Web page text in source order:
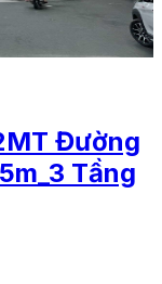
Đường
Tầng